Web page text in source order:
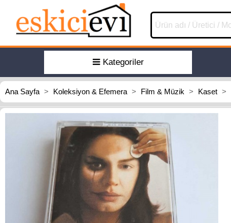
Kategoriler
Ana Sayfa > Koleksiyon & Efemera > Film & Müzik > Kaset >